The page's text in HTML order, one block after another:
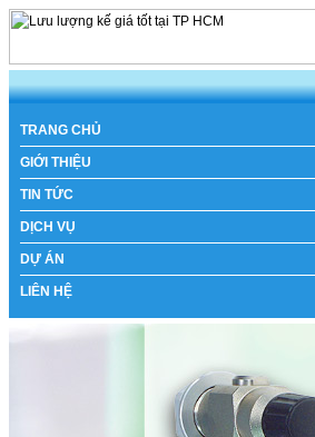
TRANG CHỦ
GIỚI THIỆU
TIN TỨC
DỊCH VỤ
DỰ ÁN
LIÊN HỆ